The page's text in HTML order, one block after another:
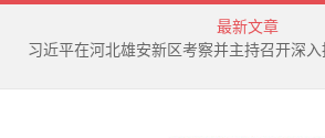
最新文章